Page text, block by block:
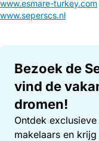
www.esmare-turkey.com
www.seperscs.nl
Bezoek de
vind de
dromen!
Ontdek
makelaars en